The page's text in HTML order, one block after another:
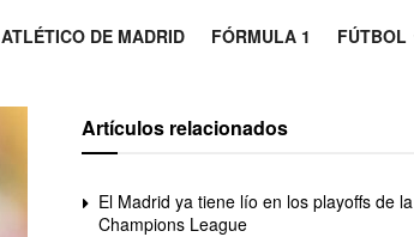
ATLÉTICO DE MADRID FÓRMULA 1 FÚTBOL
Artículos relacionados
El Madrid ya tiene lío en los playoffs de la
Champions League